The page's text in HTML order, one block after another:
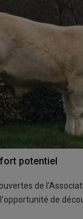
potentiel
de
de